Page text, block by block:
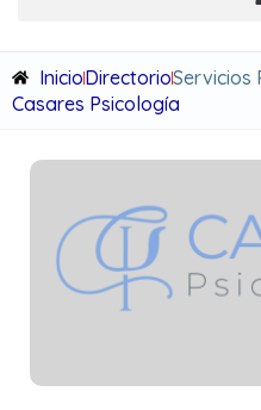
InicioDirectorioServicios
Casares Psicología